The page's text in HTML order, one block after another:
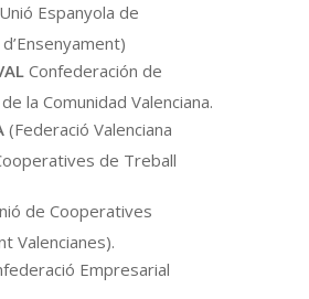
Espanyola de
Confederación de
la Comunidad Valenciana.
(Federació Valenciana
de Treball
de Cooperatives
Valencianes).
Empresarial